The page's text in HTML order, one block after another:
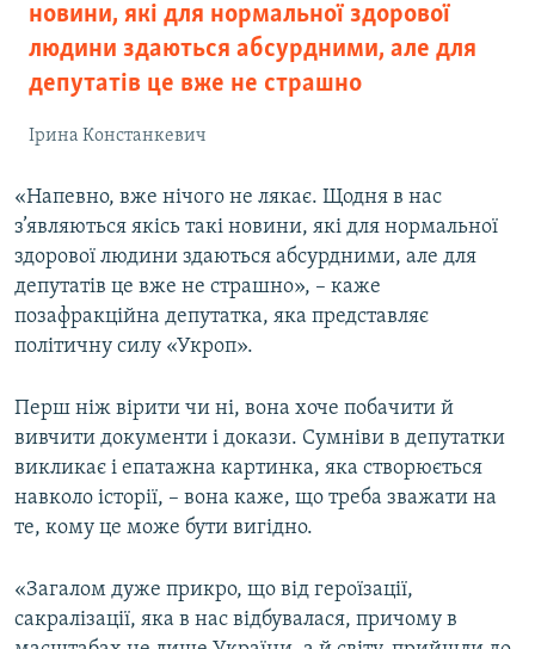
новини, які для нормальної здорової
людини здаються абсурдними, але для
депутатів це вже не страшно
Ірина Констанкевич
«Напевно, вже нічого не лякає. Щодня в нас
з’являються якісь такі новини, які для нормальної
здорової людини здаються абсурдними, але для
депутатів це вже не страшно», – каже
позафракційна депутатка, яка представляє
політичну силу «Укроп».
Перш ніж вірити чи ні, вона хоче побачити й
вивчити документи і докази. Сумніви в депутатки
викликає і епатажна картинка, яка створюється
навколо історії, – вона каже, що треба зважати на
те, кому це може бути вигідно.
«Загалом дуже прикро, що від героїзації,
сакралізації, яка в нас відбувалася, причому в